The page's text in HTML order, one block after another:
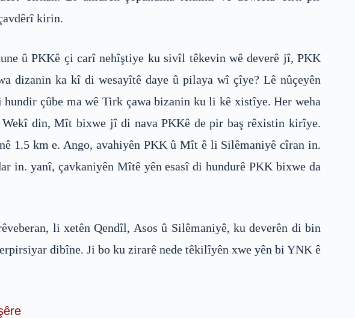
kirin.
û PKKê çi carî nehîştiye ku sivîl têkevin wê deverê jî, PKK
dizanin ka kî di wesayîtê daye û pilaya wî çîye? Lê nûçeyên
çûbe ma wê Tirk çawa bizanin ku li kê xistîye. Her weha
din, Mît bixwe jî di nava PKKê de pir baş rêxistin kirîye.
1.5 km e. Ango, avahiyên PKK û Mît ê li Silêmaniyê cîran in.
in. yanî, çavkaniyên Mîtê yên esasî di hundurê PKK bixwe da
li xetên Qendîl, Asos û Silêmaniyê, ku deverên di bin
dibîne. Ji bo ku zirarê nede têkilîyên xwe yên bi YNK ê